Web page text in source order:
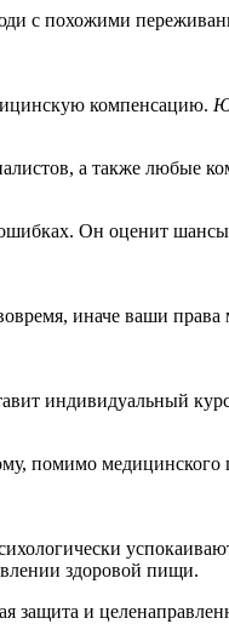
с похожими
компенсацию.
а также любые
Он оценит
иначе ваши
индивидуальный
помимо медицинского
здоровой пищи.
защита и